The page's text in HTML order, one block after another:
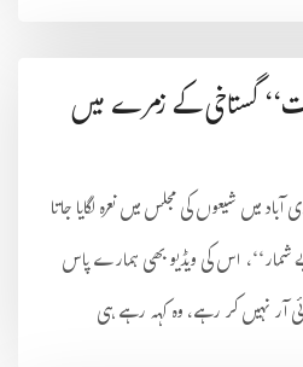
گستاخی کے زمرے میں
غازی آباد میں شیعوں کی مجلس میں نعرہ لگایا جاتا
شمار‘‘، اس کی ویڈیو بھی ہمارے پاس